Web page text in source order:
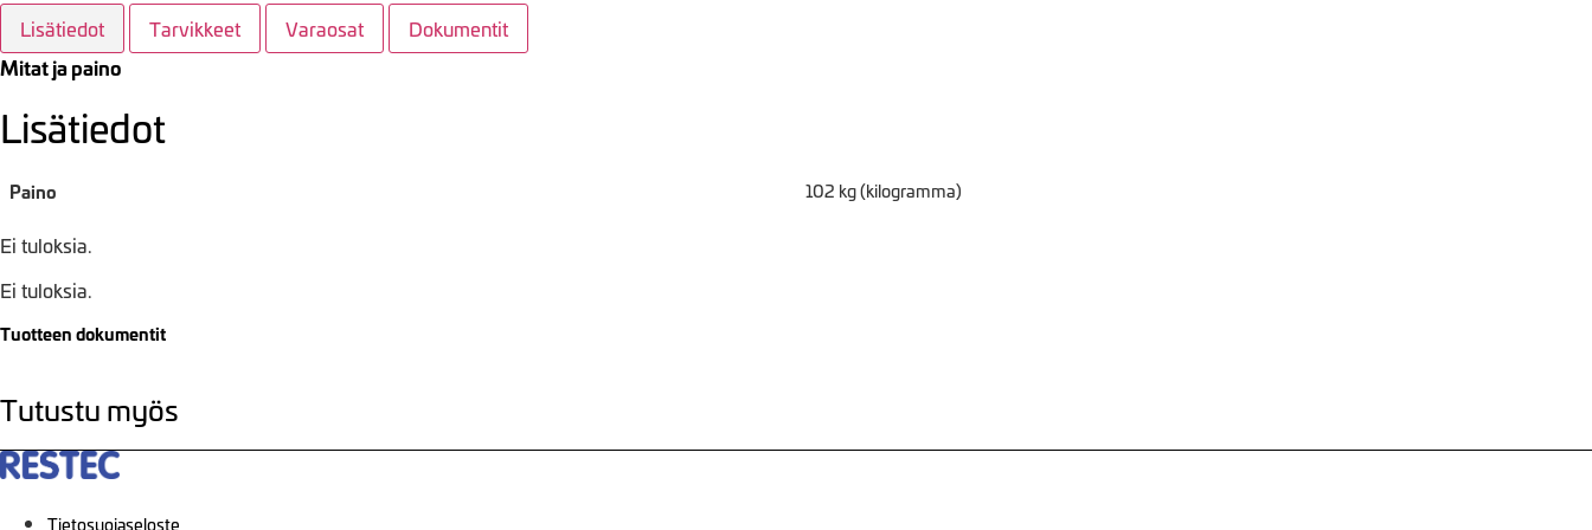
Lisätiedot Tarvikkeet Varaosat Dokumentit
Mitat ja paino
Lisätiedot
Paino 102 kg (kilogramma)
Ei tuloksia.
Ei tuloksia.
Tuotteen dokumentit
Tutustu myös
Tietosuojaseloste